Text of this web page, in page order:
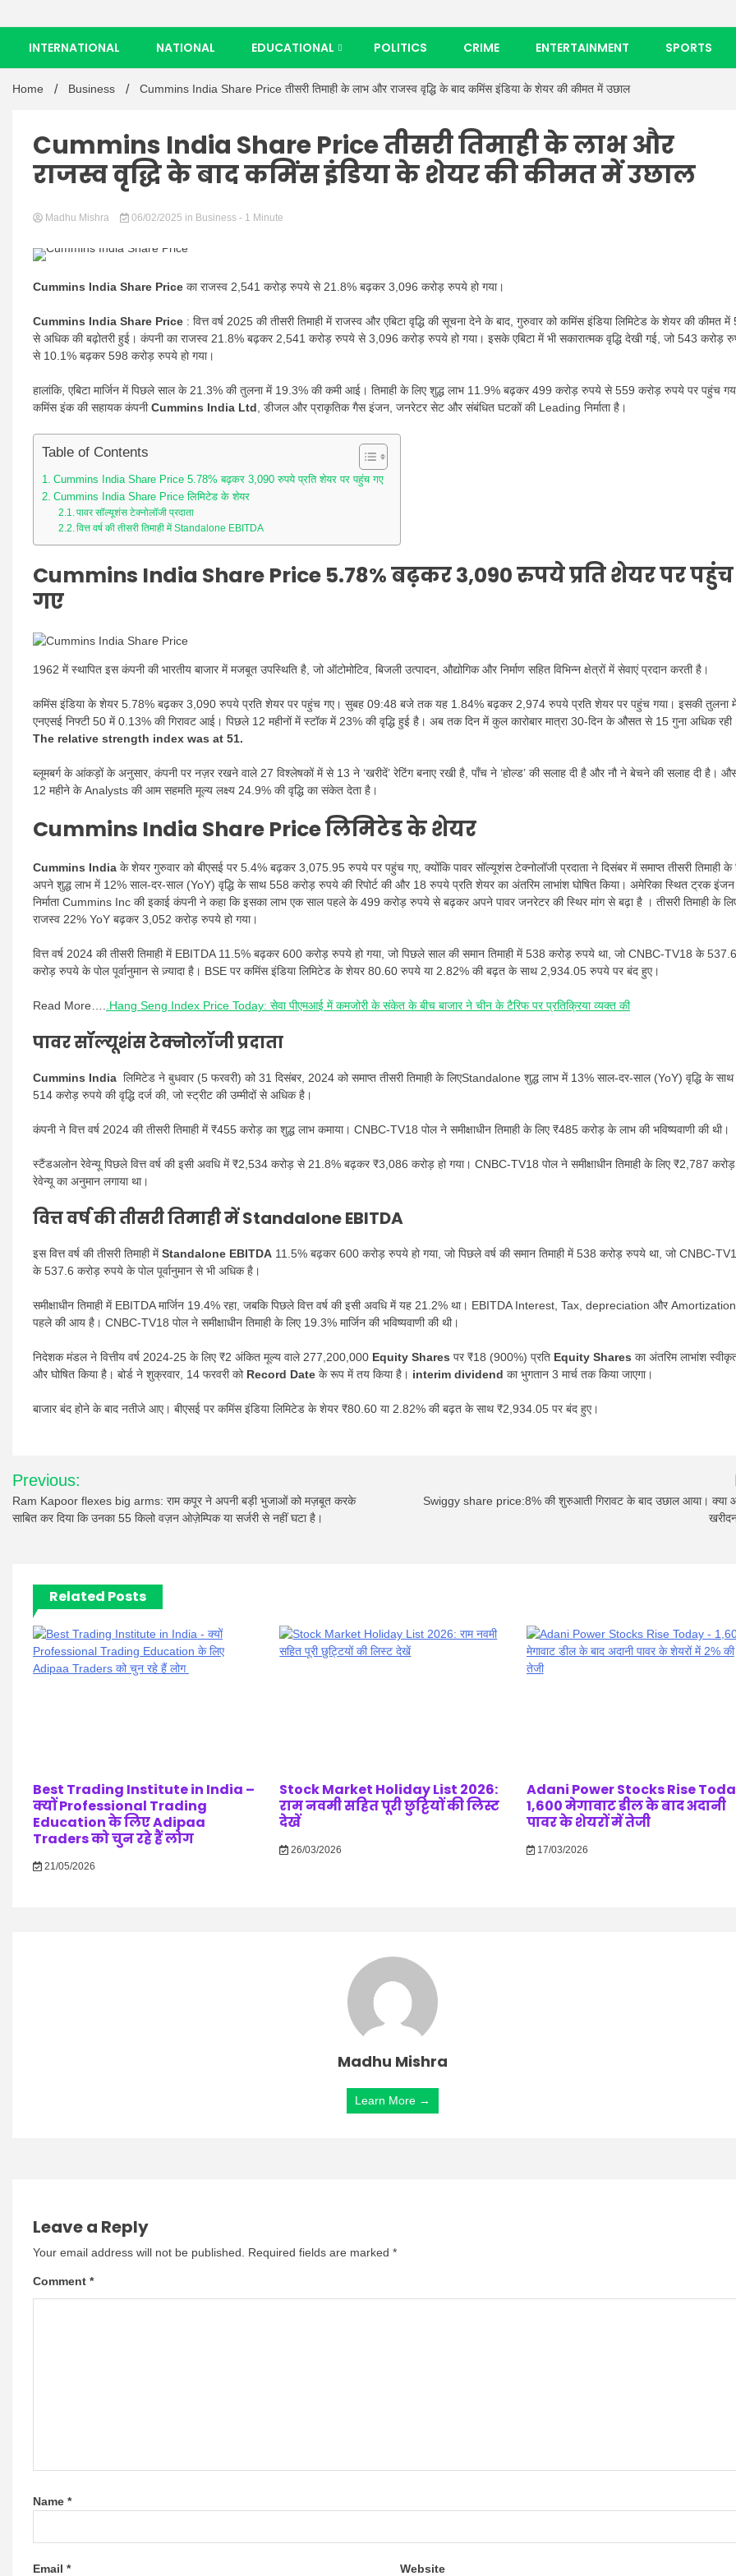
INTERNATIONAL NATIONAL EDUCATIONAL POLITICS CRIME ENTERTAINMENT SPORTS
Home Business Cummins India Share Price तीसरी तिमाही के लाभ और राजस्व वृद्धि के बाद कमिंस इंडिया के शेयर की कीमत में उछाल
Cummins India Share Price तीसरी तिमाही के लाभ और
राजस्व वृद्धि के बाद कमिंस इंडिया के शेयर की कीमत में उछाल
Madhu Mishra 06/02/2025 in Business - 1 Minute
Cummins India Share Price का राजस्व 2,541 करोड़ रुपये से 21.8% बढ़कर 3,096 करोड़ रुपये हो गया।
Cummins India Share Price : वित्त वर्ष 2025 की तीसरी तिमाही में राजस्व और एबिटा वृद्धि की सूचना देने के बाद, गुरुवार को कमिंस इंडिया लिमिटेड के शेयर की कीमत में
से अधिक की बढ़ोतरी हुई। कंपनी का राजस्व 21.8% बढ़कर 2,541 करोड़ रुपये से 3,096 करोड़ रुपये हो गया। इसके एबिटा में भी सकारात्मक वृद्धि देखी गई, जो 543 करोड़
से 10.1% बढ़कर 598 करोड़ रुपये हो गया।
हालांकि, एबिटा मार्जिन में पिछले साल के 21.3% की तुलना में 19.3% की कमी आई। तिमाही के लिए शुद्ध लाभ 11.9% बढ़कर 499 करोड़ रुपये से 559 करोड़ रुपये पर पहुंच
कमिंस इंक की सहायक कंपनीCummins India Ltd , डीजल और प्राकृतिक गैस इंजन, जनरेटर सेट और संबंधित घटकों की Leading निर्माता है।
Table of Contents
Cummins India Share Price 5.78% बढ़कर 3,090 रुपये प्रति शेयर पर पहुंच गए
Cummins India Share Price लिमिटेड के शेयर
पावर सॉल्यूशंस टेक्नोलॉजी प्रदाता
वित्त वर्ष की तीसरी तिमाही में Standalone EBITDA
Cummins India Share Price 5.78% बढ़कर 3,090 रुपये प्रति शेयर पर पहुंच
गए
1962 में स्थापित इस कंपनी की भारतीय बाजार में मजबूत उपस्थिति है, जो ऑटोमोटिव, बिजली उत्पादन, औद्योगिक और निर्माण सहित विभिन्न क्षेत्रों में सेवाएं प्रदान करती है।
कमिंस इंडिया के शेयर 5.78% बढ़कर 3,090 रुपये प्रति शेयर पर पहुंच गए। सुबह 09:48 बजे तक यह 1.84% बढ़कर 2,974 रुपये प्रति शेयर पर पहुंच गया। इसकी तुलना
एनएसई निफ्टी 50 में 0.13% की गिरावट आई। पिछले 12 महीनों में स्टॉक में 23% की वृद्धि हुई है। अब तक दिन में कुल कारोबार मात्रा 30-दिन के औसत से 15 गुना अधिक
The relative strength index was at 51.
ब्लूमबर्ग के आंकड़ों के अनुसार, कंपनी पर नज़र रखने वाले 27 विश्लेषकों में से 13 ने ‘खरीदें’ रेटिंग बनाए रखी है, पाँच ने ‘होल्ड’ की सलाह दी है और नौ ने बेचने की सलाह दी है।
12 महीने के Analysts की आम सहमति मूल्य लक्ष्य 24.9% की वृद्धि का संकेत देता है।
Cummins India Share Priceलिमिटेड के शेयर
Cummins India के शेयर गुरुवार को बीएसई पर 5.4% बढ़कर 3,075.95 रुपये पर पहुंच गए, क्योंकि पावर सॉल्यूशंस टेक्नोलॉजी प्रदाता ने दिसंबर में समाप्त तीसरी तिमाही के
अपने शुद्ध लाभ में 12% साल-दर-साल (YoY) वृद्धि के साथ 558 करोड़ रुपये की रिपोर्ट की और 18 रुपये प्रति शेयर का अंतरिम लाभांश घोषित किया। अमेरिका स्थित ट्रक इंजन
निर्माता Cummins Inc की इकाई कंपनी ने कहा कि इसका लाभ एक साल पहले के 499 करोड़ रुपये से बढ़कर अपने पावर जनरेटर की स्थिर मांग से बढ़ा है । तीसरी तिमाही के
राजस्व 22% YoY बढ़कर 3,052 करोड़ रुपये हो गया।
वित्त वर्ष 2024 की तीसरी तिमाही में EBITDA 11.5% बढ़कर 600 करोड़ रुपये हो गया, जो पिछले साल की समान तिमाही में 538 करोड़ रुपये था, जो CNBC-TV18 के 537.6
करोड़ रुपये के पोल पूर्वानुमान से ज़्यादा है। BSE पर कमिंस इंडिया लिमिटेड के शेयर 80.60 रुपये या 2.82% की बढ़त के साथ 2,934.05 रुपये पर बंद हुए।
Read More…..Hang Seng Index Price Today: सेवा पीएमआई में कमजोरी के संकेत के बीच बाजार ने चीन के टैरिफ पर प्रतिक्रिया व्यक्त की
पावर सॉल्यूशंस टेक्नोलॉजी प्रदाता
Cummins India लिमिटेड ने बुधवार (5 फरवरी) को 31 दिसंबर, 2024 को समाप्त तीसरी तिमाही के लिएStandalone शुद्ध लाभ में 13% साल-दर-साल (YoY) वृद्धि के साथ
514 करोड़ रुपये की वृद्धि दर्ज की, जो स्ट्रीट की उम्मीदों से अधिक है।
कंपनी ने वित्त वर्ष 2024 की तीसरी तिमाही में ₹455 करोड़ का शुद्ध लाभ कमाया। CNBC-TV18 पोल ने समीक्षाधीन तिमाही के लिए ₹485 करोड़ के लाभ की भविष्यवाणी की थी।
स्टैंडअलोन रेवेन्यू पिछले वित्त वर्ष की इसी अवधि में ₹2,534 करोड़ से 21.8% बढ़कर ₹3,086 करोड़ हो गया। CNBC-TV18 पोल ने समीक्षाधीन तिमाही के लिए ₹2,787
रेवेन्यू का अनुमान लगाया था।
वित्त वर्ष की तीसरी तिमाही मेंStandalone EBITDA
इस वित्त वर्ष की तीसरी तिमाही मेंStandalone EBITDA 11.5% बढ़कर 600 करोड़ रुपये हो गया, जो पिछले वर्ष की समान तिमाही में 538 करोड़ रुपये था, जो CNBC-
के 537.6 करोड़ रुपये के पोल पूर्वानुमान से भी अधिक है।
समीक्षाधीन तिमाही में EBITDA मार्जिन 19.4% रहा, जबकि पिछले वित्त वर्ष की इसी अवधि में यह 21.2% था। EBITDA Interest, Tax, depreciation और
पहले की आय है। CNBC-TV18 पोल ने समीक्षाधीन तिमाही के लिए 19.3% मार्जिन की भविष्यवाणी की थी।
निदेशक मंडल ने वित्तीय वर्ष 2024-25 के लिए ₹2 अंकित मूल्य वाले 277,200,000 Equity Shares पर ₹18 (900%) प्रति Equity Shares का अंतरिम लाभांश
और घोषित किया है। बोर्ड ने शुक्रवार, 14 फरवरी को Record Date के रूप में तय किया है। interim dividend का भुगतान 3 मार्च तक किया जाएगा।
बाजार बंद होने के बाद नतीजे आए। बीएसई पर कमिंस इंडिया लिमिटेड के शेयर ₹80.60 या 2.82% की बढ़त के साथ ₹2,934.05 पर बंद हुए।
Post
navigation
Previous:
Ram Kapoor flexes big arms: राम कपूर ने अपनी बड़ी भुजाओं को मज़बूत करके
साबित कर दिया कि उनका 55 किलो वज़न ओज़ेम्पिक या सर्जरी से नहीं घटा है।
Swiggy share price:8% की शुरुआती गिरावट के बाद उछाल आया। क्या
Related Posts
Best Trading Institute in India –
क्यों Professional Trading
Education के लिए Adipaa
Traders को चुन रहे हैं लोग
21/05/2026
Stock Market Holiday List 2026:
राम नवमी सहित पूरी छुट्टियों की लिस्ट
देखें
26/03/2026
Adani Power Stocks Rise
1,600 मेगावाट डील के बाद अदानी
पावर के शेयरों में तेजी
17/03/2026
Madhu Mishra
Learn More →
Leave a Reply
Your email address will not be published. Required fields are marked *
Comment *
Name *
Email * Website